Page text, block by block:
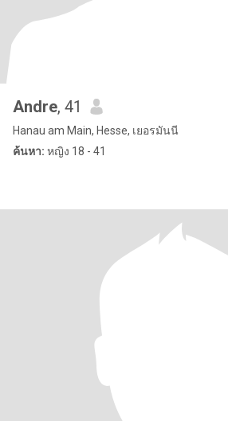
Andre, 41
Hanau am Main, Hesse, เยอรมันนี
ค้นหา: หญิง 18 - 41